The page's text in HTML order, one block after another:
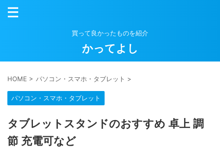
買って良かったものを紹介
かってよし
HOME > パソコン・スマホ・タブレット >
パソコン・スマホ・タブレット
タブレットスタンドのおすすめ 卓上 調
節 充電可など